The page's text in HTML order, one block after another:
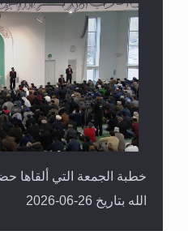
خطبة الجمعة التي ألقاها
الله بتاريخ 26-06-2026